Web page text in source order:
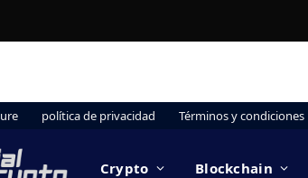
política de privacidad Términos y condiciones
Crypto Blockchain